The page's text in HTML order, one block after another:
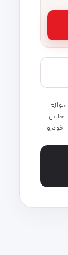
,لوازم
جانبی
خودرو